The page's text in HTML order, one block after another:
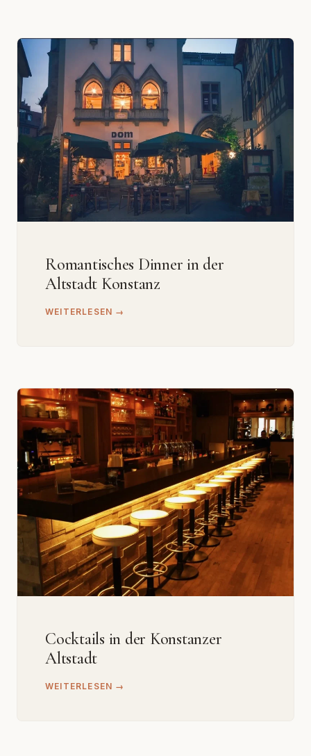
Romantisches Dinner in der
Altstadt Konstanz
WEITERLESEN →
Cocktails in der Konstanzer
Altstadt
WEITERLESEN →